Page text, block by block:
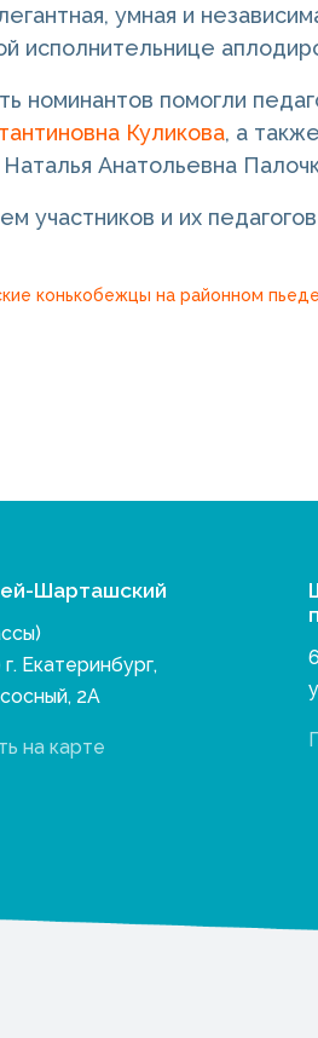
умная и
исполнительнице
номинантов помогли
Куликова, а
Анатольевна
участников и их
конькобежцы на районном
Шарташский
Екатеринбург,
2А
на карте